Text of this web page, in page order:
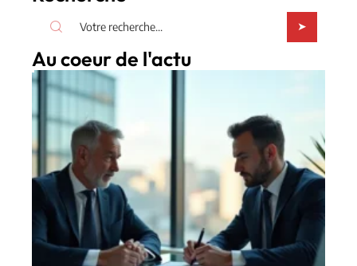
Au coeur de l'actu